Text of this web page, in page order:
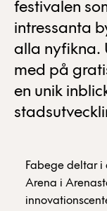
festivalen
intressanta
alla nyfikna.
med på
en unik
Fabege deltar
Arena i